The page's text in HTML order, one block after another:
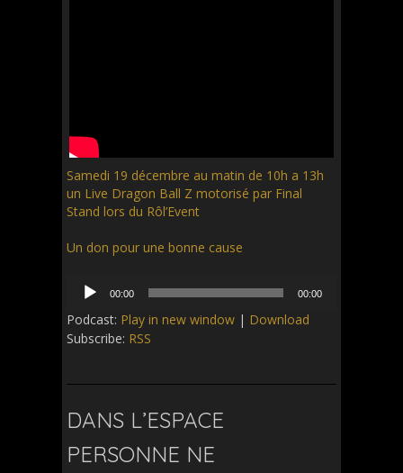
Samedi 19 décembre au matin de 10h a 13h
un Live Dragon Ball Z motorisé par Final
Stand lors du Rôl’Event
Un don pour une bonne cause
Audio
Player
00:00 00:00
Podcast: Play in new window | Download
Subscribe: RSS
DANS L’ESPACE
PERSONNE NE